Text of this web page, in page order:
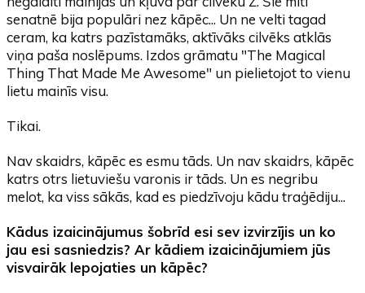
senatnē bija populāri nez kāpēc... Un ne velti tagad
ceram, ka katrs pazīstamāks, aktīvāks cilvēks atklās
viņa paša noslēpums. Izdos grāmatu "The Magical
Thing That Made Me Awesome" un pielietojot to vienu
lietu mainīs visu.
Tikai.
Nav skaidrs, kāpēc es esmu tāds. Un nav skaidrs, kāpēc
katrs otrs lietuviešu varonis ir tāds. Un es negribu
melot, ka viss sākās, kad es piedzīvoju kādu traģēdiju...
Kādus izaicinājumus šobrīd esi sev izvirzījis un ko
jau esi sasniedzis? Ar kādiem izaicinājumiem jūs
visvairāk lepojaties un kāpēc?